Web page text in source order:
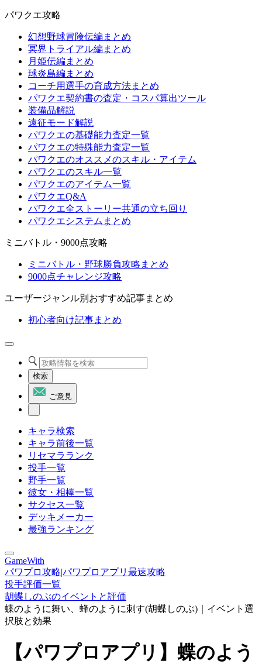
パワクエ攻略
幻想野球冒険伝編まとめ
冥界トライアル編まとめ
月姫伝編まとめ
球炎島編まとめ
コーチ用選手の育成方法まとめ
パワクエ契約書の査定・コスパ算出ツール
装備品解説
遠征モード解説
パワクエの基礎能力査定一覧
パワクエの特殊能力査定一覧
パワクエのオススメのスキル・アイテム
パワクエのスキル一覧
パワクエのアイテム一覧
パワクエQ&A
パワクエ全ストーリー共通の立ち回り
パワクエシステムまとめ
ミニバトル・9000点攻略
ミニバトル・野球勝負攻略まとめ
9000点チャレンジ攻略
ユーザージャンル別おすすめ記事まとめ
初心者向け記事まとめ
検索
ご意見
キャラ検索
キャラ前後一覧
リセマラランク
投手一覧
野手一覧
彼女・相棒一覧
サクセス一覧
デッキメーカー
最強ランキング
GameWith
パワプロ攻略|パワプロアプリ最速攻略
投手評価一覧
胡蝶しのぶのイベントと評価
蝶のように舞い、蜂のように刺す(胡蝶しのぶ)｜イベント選
択肢と効果
【パワプロアプリ】蝶のよう